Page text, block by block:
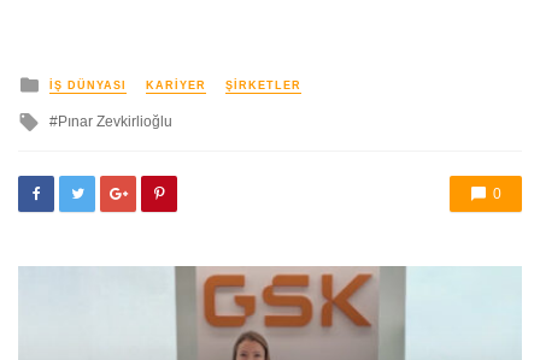
yayınlanan
İŞ DÜNYASI KARIYER ŞIRKETLER
ilePınar Zevkirlioğlu
0